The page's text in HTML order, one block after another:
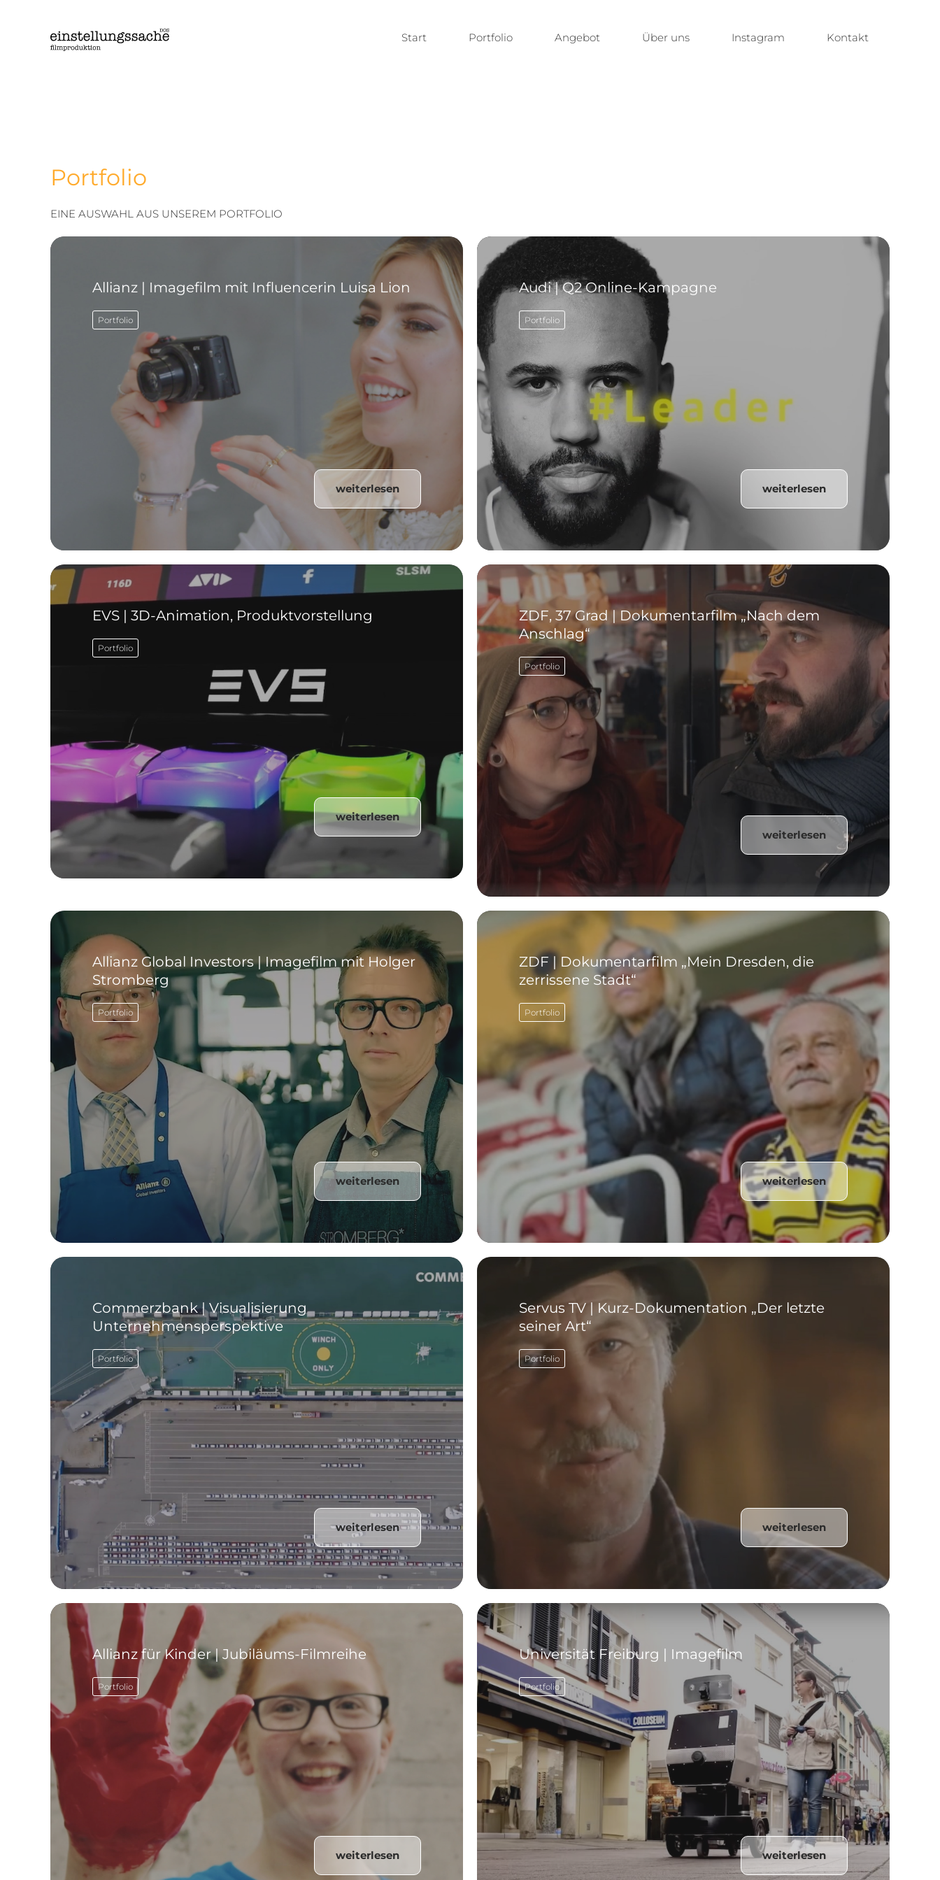
Start Portfolio Angebot Über uns Instagram Kontakt
Portfolio
EINE AUSWAHL AUS UNSEREM PORTFOLIO
Allianz | Imagefilm mit Influencerin Luisa Lion
Portfolio
weiterlesen
Audi | Q2 Online-Kampagne
Portfolio
weiterlesen
EVS | 3D-Animation, Produktvorstellung
Portfolio
weiterlesen
ZDF, 37 Grad | Dokumentarfilm „Nach dem
Anschlag“
Portfolio
weiterlesen
Allianz Global Investors | Imagefilm mit Holger
Stromberg
Portfolio
weiterlesen
ZDF | Dokumentarfilm „Mein Dresden, die
zerrissene Stadt“
Portfolio
weiterlesen
Commerzbank | Visualisierung
Unternehmensperspektive
Portfolio
weiterlesen
Servus TV | Kurz-Dokumentation „Der letzte
seiner Art“
Portfolio
weiterlesen
Allianz für Kinder | Jubiläums-Filmreihe
Portfolio
weiterlesen
Universität Freiburg | Imagefilm
Portfolio
weiterlesen